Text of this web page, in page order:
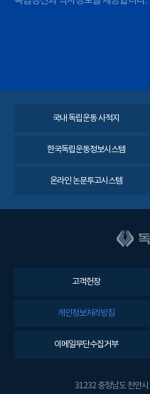
국내 독립운동 사적지
한국독립운동정보시스템
온라인 논문투고시스템
고객헌장
개인정보처리방침
이메일무단수집거부
31232 충청남도 천안